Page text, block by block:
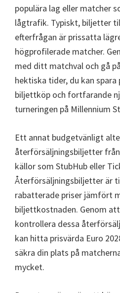
populära lag eller matcher
lågtrafik. Typiskt, biljetter
efterfrågan är prissatta
högprofilerade matcher.
med ditt matchval och gå
hektiska tider, du kan spara
biljettköp och fortfarande
turneringen på Millennium
Ett annat budgetvänligt
återförsäljningsbiljetter
källor som StubHub eller
Återförsäljningsbiljetter är
rabatterade priser jämfört
biljettkostnaden. Genom
kontrollera dessa
kan hitta prisvärda Euro
säkra din plats på
mycket.